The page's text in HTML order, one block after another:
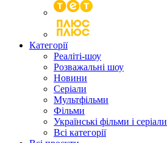
Категорії
Реаліті-шоу
Розважальні шоу
Новини
Серіали
Мультфільми
Фільми
Українські фільми і серіали
Всі категорії